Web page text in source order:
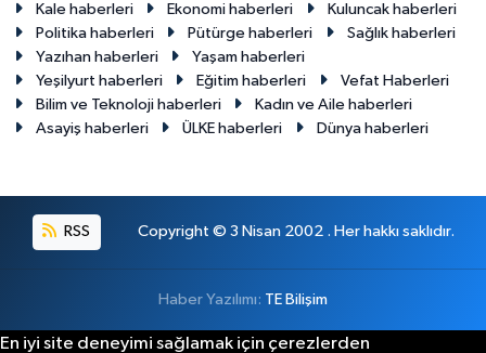
Kale haberleri
Ekonomi haberleri
Kuluncak haberleri
Politika haberleri
Pütürge haberleri
Sağlık haberleri
Yazıhan haberleri
Yaşam haberleri
Yeşilyurt haberleri
Eğitim haberleri
Vefat Haberleri
Bilim ve Teknoloji haberleri
Kadın ve Aile haberleri
Asayiş haberleri
ÜLKE haberleri Dünya haberleri
RSS Copyright © 3 Nisan 2002 . Her hakkı saklıdır.
Haber Yazılımı: TE Bilişim
En iyi site deneyimi sağlamak için çerezlerden